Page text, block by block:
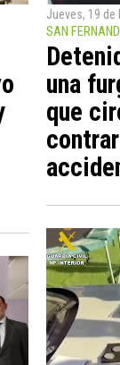
Jueves, 19 de
SAN
una
que